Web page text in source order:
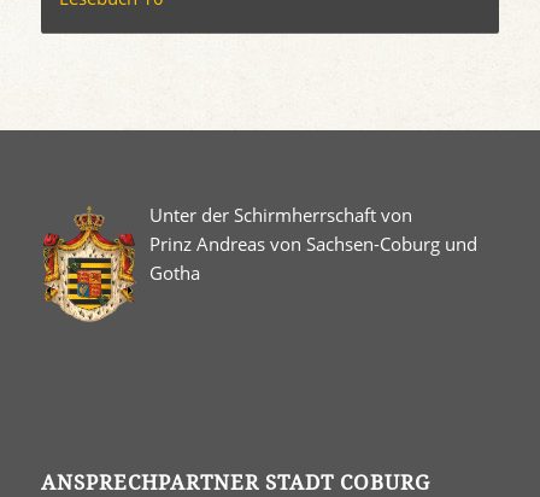
Unter der Schirmherrschaft von
Prinz Andreas von Sachsen-Coburg und
Gotha
ANSPRECHPARTNER STADT COBURG